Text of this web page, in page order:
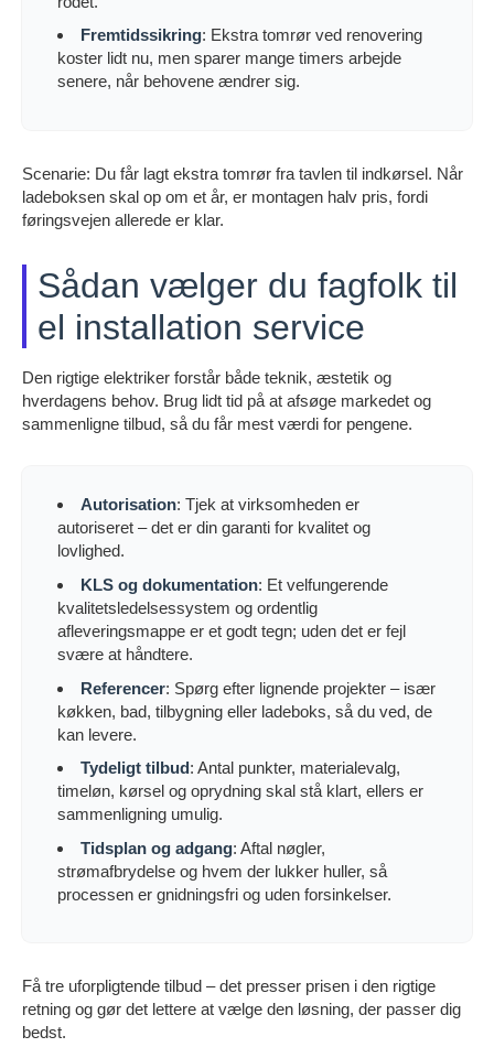
Fremtidssikring: Ekstra tomrør ved renovering
koster lidt nu, men sparer mange timers arbejde
senere, når behovene ændrer sig.
Scenarie: Du får lagt ekstra tomrør fra tavlen til indkørsel. Når
ladeboksen skal op om et år, er montagen halv pris, fordi
føringsvejen allerede er klar.
Sådan vælger du fagfolk til
el installation service
Den rigtige elektriker forstår både teknik, æstetik og
hverdagens behov. Brug lidt tid på at afsøge markedet og
sammenligne tilbud, så du får mest værdi for pengene.
Autorisation: Tjek at virksomheden er
autoriseret – det er din garanti for kvalitet og
lovlighed.
KLS og dokumentation: Et velfungerende
kvalitetsledelsessystem og ordentlig
afleveringsmappe er et godt tegn; uden det er fejl
svære at håndtere.
Referencer: Spørg efter lignende projekter – især
køkken, bad, tilbygning eller ladeboks, så du ved, de
kan levere.
Tydeligt tilbud: Antal punkter, materialevalg,
timeløn, kørsel og oprydning skal stå klart, ellers er
sammenligning umulig.
Tidsplan og adgang: Aftal nøgler,
strømafbrydelse og hvem der lukker huller, så
processen er gnidningsfri og uden forsinkelser.
Få tre uforpligtende tilbud – det presser prisen i den rigtige
retning og gør det lettere at vælge den løsning, der passer dig
bedst.